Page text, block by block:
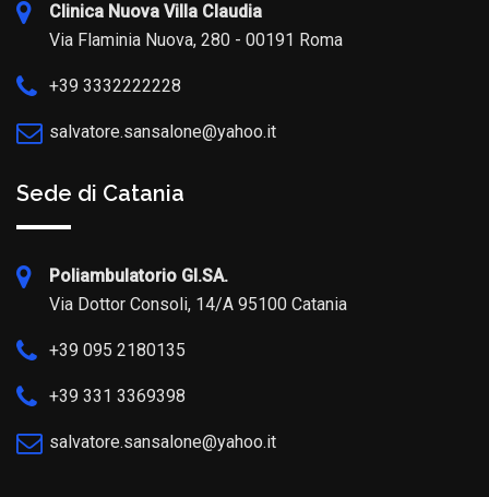
Clinica Nuova Villa Claudia
Via Flaminia Nuova, 280 - 00191 Roma
+39 3332222228
salvatore.sansalone@yahoo.it
Sede di Catania
Poliambulatorio GI.SA.
Via Dottor Consoli, 14/A 95100 Catania
+39 095 2180135
+39 331 3369398
salvatore.sansalone@yahoo.it